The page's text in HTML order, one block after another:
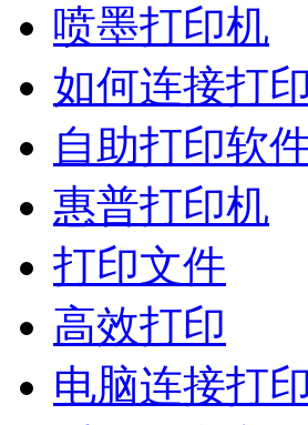
喷墨打印机
如何连接打
自助打印软
惠普打印机
打印文件
高效打印
电脑连接打